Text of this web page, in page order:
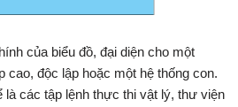
của biểu đồ, đại diện cho một
cao, độc lập hoặc một hệ thống con.
là các tập lệnh thực thi vật lý, thư viện